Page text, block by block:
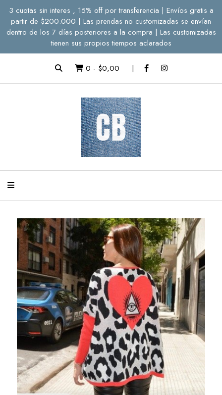
3 cuotas sin interes , 15% off por transferencia | Envíos gratis a
partir de $200.000 | Las prendas no customizadas se envían
dentro de los 7 días posteriores a la compra | Las customizadas
tienen sus propios tiempos aclarados
0 - $0,00